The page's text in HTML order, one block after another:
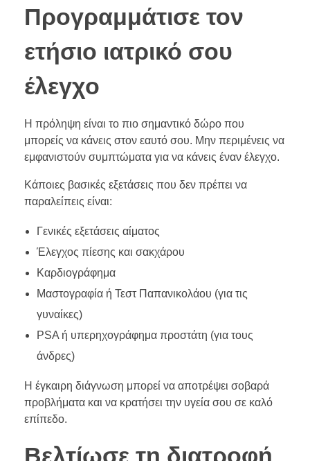
Προγραμμάτισε τον
ετήσιο ιατρικό σου
έλεγχο
Η πρόληψη είναι το πιο σημαντικό δώρο που
μπορείς να κάνεις στον εαυτό σου. Μην περιμένεις να
εμφανιστούν συμπτώματα για να κάνεις έναν έλεγχο.
Κάποιες βασικές εξετάσεις που δεν πρέπει να
παραλείπεις είναι:
Γενικές εξετάσεις αίματος
Έλεγχος πίεσης και σακχάρου
Καρδιογράφημα
Μαστογραφία ή Τεστ Παπανικολάου (για τις
γυναίκες)
PSA ή υπερηχογράφημα προστάτη (για τους
άνδρες)
Η έγκαιρη διάγνωση μπορεί να αποτρέψει σοβαρά
προβλήματα και να κρατήσει την υγεία σου σε καλό
επίπεδο.
Βελτίωσε τη διατροφή